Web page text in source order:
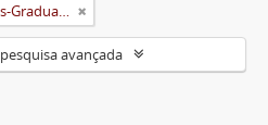
Pró-Reitoria de Pesquisa e Pós-Graduação
avançada